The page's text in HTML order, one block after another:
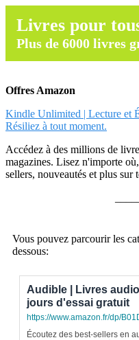
Livres pour
Plus de 6000 livres
Offres Amazon
Kindle Unlimited | Lecture et
Résiliez à tout moment.
Accédez à des millions de
magazines. Lisez n'importe
sellers, nouveautés et plus sur
Vous pouvez parcourir les
dessous:
Audible | Livres
jours d'essai gratuit
https://www.amazon.fr/dp/
Écoutez des best-sellers en